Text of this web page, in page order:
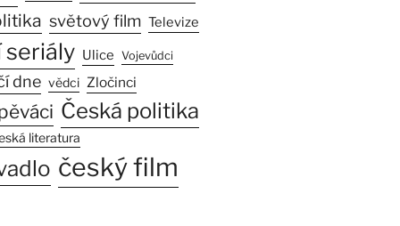
světový film Televize
Ulice Vojevůdci
dne vědci Zločinci
Česká politika
literatura
český film